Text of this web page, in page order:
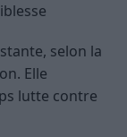
selon la
Elle
lutte contre